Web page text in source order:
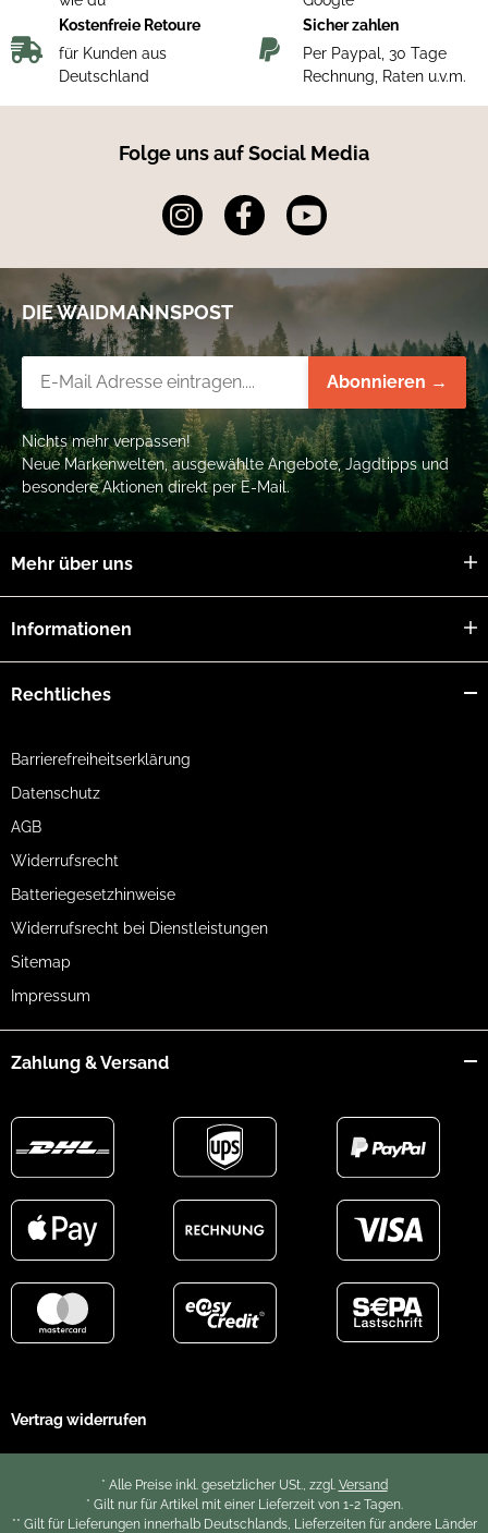
Kostenfreie Retoure
für Kunden aus
Deutschland
Sicher zahlen
Per Paypal, 30 Tage
Rechnung, Raten u.v.m.
Folge uns auf Social Media
DIE WAIDMANNSPOST
Abonnieren →
Nichts mehr verpassen!
Neue Markenwelten, ausgewählte Angebote, Jagdtipps und
besondere Aktionen direkt per E-Mail.
Mehr über uns
Informationen
Rechtliches
Barrierefreiheitserklärung
Datenschutz
AGB
Widerrufsrecht
Batteriegesetzhinweise
Widerrufsrecht bei Dienstleistungen
Sitemap
Impressum
Zahlung & Versand
Vertrag widerrufen
* Alle Preise inkl. gesetzlicher USt., zzgl. Versand
* Gilt nur für Artikel mit einer Lieferzeit von 1-2 Tagen.
** Gilt für Lieferungen innerhalb Deutschlands, Lieferzeiten für andere Länder